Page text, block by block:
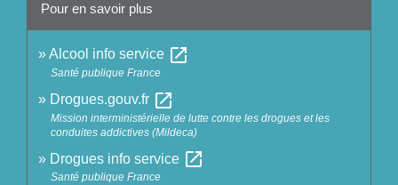
Pour en savoir plus
Alcool info service open_in_new
Santé publique France
Drogues.gouv.fr open_in_new
Mission interministérielle de lutte contre les drogues et les
conduites addictives (Mildeca)
Drogues info service open_in_new
Santé publique France